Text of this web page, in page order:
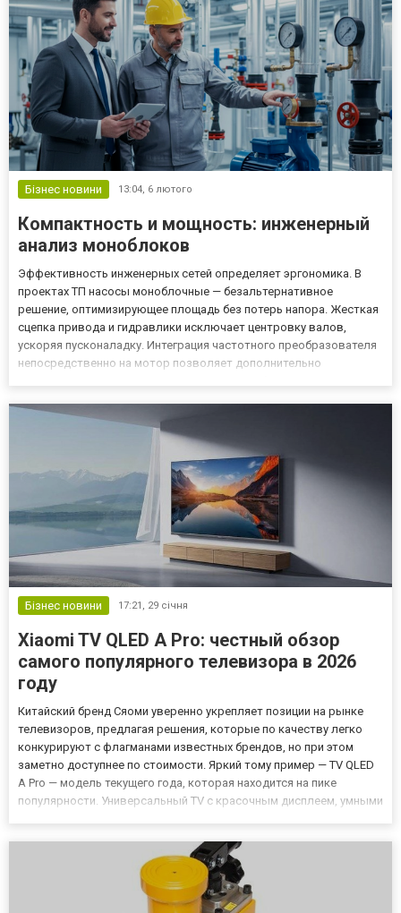
Бізнес новини 13:04, 6 лютого
Компактность и мощность: инженерный
анализ моноблоков
Эффективность инженерных сетей определяет эргономика. В
проектах ТП насосы моноблочные — безальтернативное
решение, оптимизирующее площадь без потерь напора. Жесткая
сцепка привода и гидравлики исключает центровку валов,
ускоряя пусконаладку. Интеграция частотного преобразователя
непосредственно на мотор позволяет дополнительно
промсектора Производство требует...
Бізнес новини 17:21, 29 січня
Xiaomi TV QLED A Pro: честный обзор
самого популярного телевизора в 2026
году
Китайский бренд Сяоми уверенно укрепляет позиции на рынке
телевизоров, предлагая решения, которые по качеству легко
конкурируют с флагманами известных брендов, но при этом
заметно доступнее по стоимости. Яркий тому пример — TV QLED
A Pro — модель текущего года, которая находится на пике
популярности. Универсальный TV с красочным дисплеем, умными